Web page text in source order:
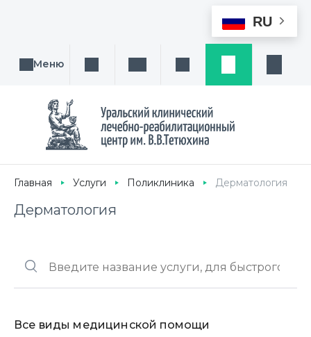
RU
Меню Поиск услуги, направления или врача
Написать намЗаказ звонка
Главная Услуги Поликлиника Дерматология
Дерматология
Все виды медицинской помощи